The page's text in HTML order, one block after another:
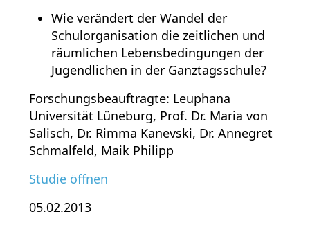
Wie verändert der Wandel der
Schulorganisation die zeitlichen und
räumlichen Lebensbedingungen der
Jugendlichen in der Ganztagsschule?
Forschungsbeauftragte: Leuphana
Universität Lüneburg, Prof. Dr. Maria von
Salisch, Dr. Rimma Kanevski, Dr. Annegret
Schmalfeld, Maik Philipp
Studie öffnen
05.02.2013